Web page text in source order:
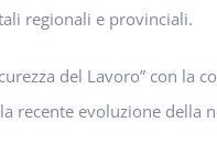
regionali e provinciali.
del Lavoro” con la
recente evoluzione della